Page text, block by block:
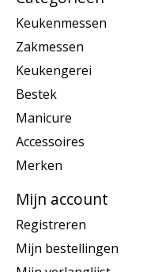
Keukenmessen
Zakmessen
Keukengerei
Bestek
Manicure
Accessoires
Merken
Mijn account
Registreren
Mijn bestellingen